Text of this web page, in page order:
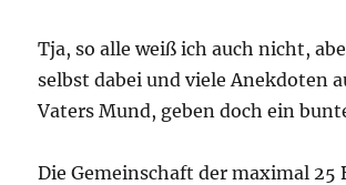
Tja, so alle weiß ich auch nicht,
selbst dabei und viele Anekdoten
Vaters Mund, geben doch ein
Die Gemeinschaft der maximal